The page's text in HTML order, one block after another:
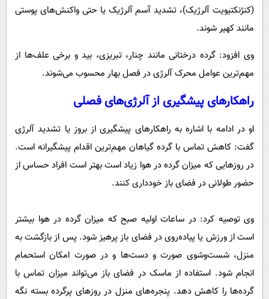
(کنژنکتیویت آلرژیک)، تشدید آسم آلرژیک یا حتی واکنش‌های پوستی
مانند کهیر شوند.
وی افزود: گرده درختانی مانند چنار، تبریزی، بید و برخی علف‌ها از
مهم‌ترین عوامل محرک آلرژی در فصل بهار محسوب می‌شوند.
راهکارهای پیشگیری از آلرژی‌های فصلی
او در ادامه با اشاره به راهکارهای پیشگیری از بروز یا تشدید آلرژی
گفت: کاهش تماس با گرده گیاهان مهم‌ترین اقدام پیشگیرانه است.
در روزهایی که میزان گرده در هوا زیاد است بهتر است افراد حساس از
حضور طولانی در فضای باز خودداری کنند.
وی توصیه کرد: در ساعات اولیه صبح که میزان گرده در هوا بیشتر
است از ورزش یا پیاده‌روی در فضای باز پرهیز شود. پس از بازگشت به
منزل، شست‌وشوی صورت و دست‌ها و در صورت امکان استحمام
انجام شود. استفاده از ماسک در فضای باز می‌تواند میزان تماس با
گرده‌ها را کاهش دهد. پنجره‌های منزل در روزهای پرگرده بسته نگه